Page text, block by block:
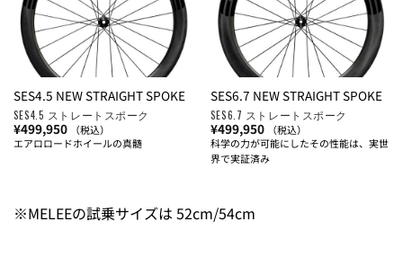
SES4.5 NEW STRAIGHT SPOKE
SES4.5 ストレートスポーク
¥499,950
（税込）
エアロロードホイールの真髄
SES6.7 NEW STRAIGHT SPOKE
SES6.7 ストレートスポーク
¥499,950
（税込）
科学の力が可能にしたその性能は、実世
界で実証済み
※MELEEの試乗サイズは 52cm/54cm